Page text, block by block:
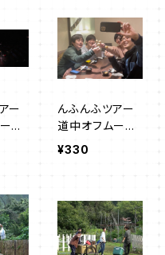
ー
ビ
んふんふツアー
道中オフムービ
ー03
¥330